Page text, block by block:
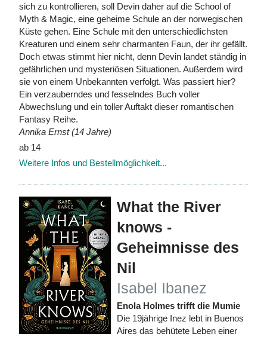
sich zu kontrollieren, soll Devin daher auf die School of
Myth & Magic, eine geheime Schule an der norwegischen
Küste gehen. Eine Schule mit den unterschiedlichsten
Kreaturen und einem sehr charmanten Faun, der ihr gefällt.
Doch etwas stimmt hier nicht, denn Devin landet ständig in
gefährlichen und mysteriösen Situationen. Außerdem wird
sie von einem Unbekannten verfolgt. Was passiert hier?
Ein verzauberndes und fesselndes Buch voller
Abwechslung und ein toller Auftakt dieser romantischen
Fantasy Reihe.
Annika Ernst (14 Jahre)
ab 14
Weitere Infos und Bestellmöglichkeit...
What the River
knows -
Geheimnisse des
Nil
Isabel Ibanez
Enola Holmes trifft die Mumie
Die 19jährige Inez lebt in Buenos
Aires das behütete Leben einer